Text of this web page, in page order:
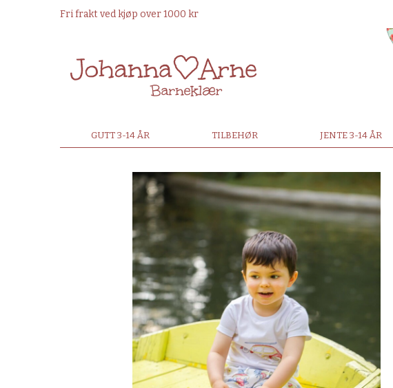
Fri frakt ved kjøp over 1000 kr
GUTT 3-14 ÅR TILBEHØR JENTE 3-14 ÅR